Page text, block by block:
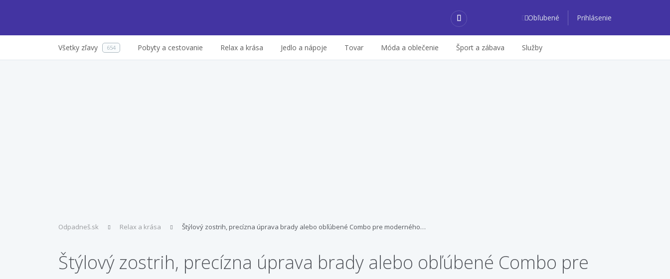
Obľubené Prihlásenie
Všetky zľavy 654 Pobyty a cestovanie Relax a krása Jedlo a nápoje Tovar Móda a oblečenie Šport a zábava Služby
Odpadneš.sk Relax a krása Štýlový zostrih, precízna úprava brady alebo obľúbené Combo pre moderného…
Štýlový zostrih, precízna úprava brady alebo obľúbené Combo pre